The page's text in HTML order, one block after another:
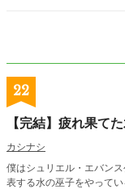
22
【完結】疲れ果て
カシナシ
僕はシュリエル・エバン
表する水の巫子をやって